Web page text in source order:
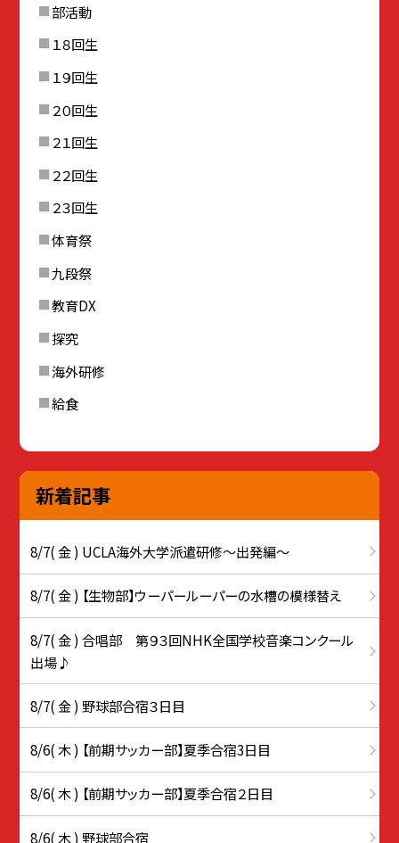
部活動
１８回生
１９回生
２０回生
２１回生
２２回生
２３回生
体育祭
九段祭
教育DX
探究
海外研修
給食
新着記事
8/7( 金 ) UCLA海外大学派遣研修〜出発編〜
8/7( 金 ) 【生物部】ウーパールーパーの水槽の模様替え
8/7( 金 ) 合唱部 第９３回NHK全国学校音楽コンクール
出場♪
8/7( 金 ) 野球部合宿３日目
8/6( 木 ) 【前期サッカー部】夏季合宿3日目
8/6( 木 ) 【前期サッカー部】夏季合宿２日目
8/6( 木 ) 野球部合宿